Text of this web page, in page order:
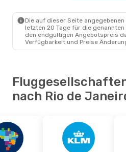
RIO- GVA
Die auf dieser Seite
letzten 20 Tage für die
den endgültigen Angebotspreis
Verfügbarkeit und Preise
nach Rio de